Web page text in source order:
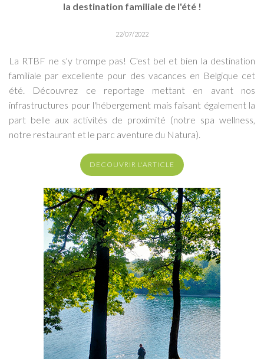
la destination familiale de l'été !
22/07/2022
La RTBF ne s'y trompe pas! C'est bel et bien la destination
familiale par excellente pour des vacances en Belgique cet
été. Découvrez ce reportage mettant en avant nos
infrastructures pour l'hébergement mais faisant également la
part belle aux activités de proximité (notre spa wellness,
notre restaurant et le parc aventure du Natura).
DECOUVRIR L'ARTICLE